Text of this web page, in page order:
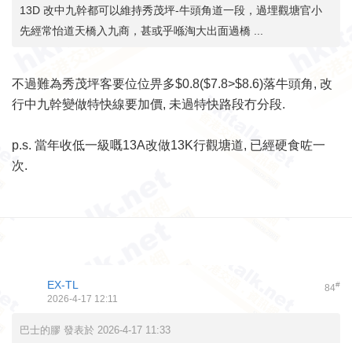
13D 改中九幹都可以維持秀茂坪-牛頭角道一段，過埋觀塘官小
先經常怡道天橋入九商，甚或乎喺淘大出面過橋 ...
不過難為秀茂坪客要位位畀多$0.8($7.8>$8.6)落牛頭角, 改
行中九幹變做特快線要加價, 未過特快路段冇分段.
p.s. 當年收低一級嘅13A改做13K行觀塘道, 已經硬食咗一
次.
84#
EX-TL
2026-4-17 12:11
巴士的膠 發表於 2026-4-17 11:33